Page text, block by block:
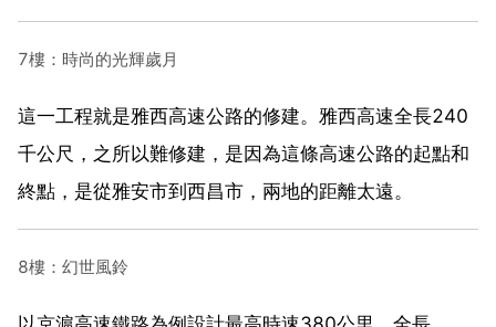
7樓：時尚的光輝歲月
這一工程就是雅西高速公路的修建。雅西高速全長240
千公尺，之所以難修建，是因為這條高速公路的起點和
終點，是從雅安市到西昌市，兩地的距離太遠。
8樓：幻世風鈴